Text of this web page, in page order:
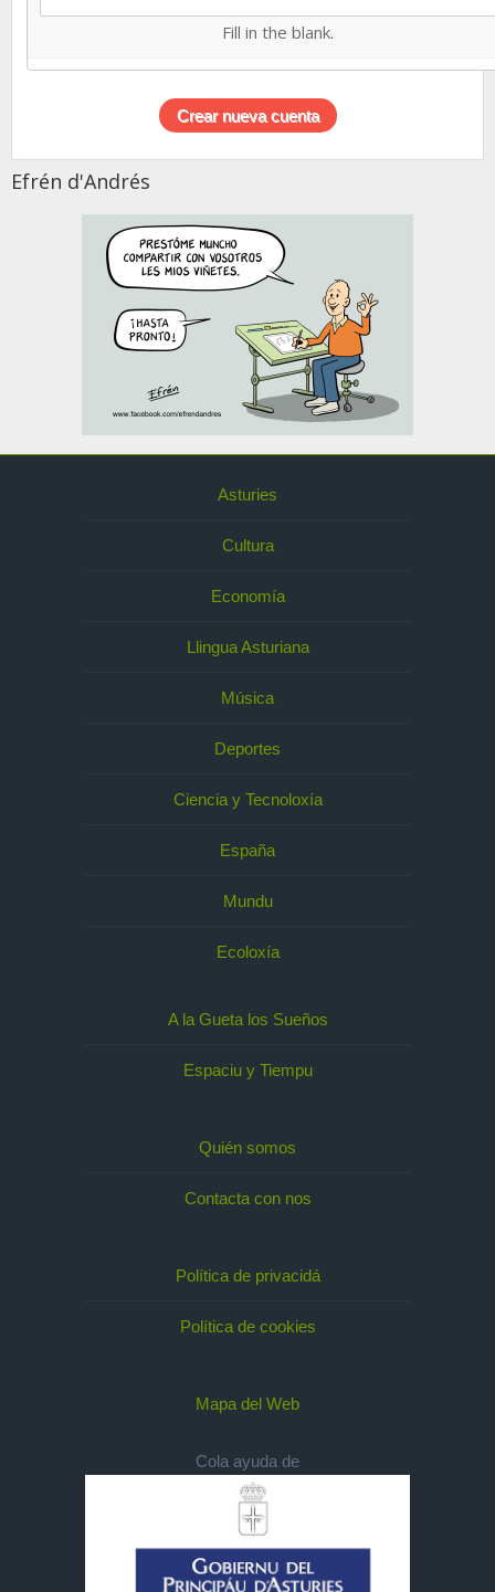
Fill in the blank.
Efrén d'Andrés
Asturies
Cultura
Economía
Llingua Asturiana
Música
Deportes
Ciencia y Tecnoloxía
España
Mundu
Ecoloxía
A la Gueta los Sueños
Espaciu y Tiempu
Quién somos
Contacta con nos
Política de privacidá
Política de cookies
Mapa del Web
Cola ayuda de